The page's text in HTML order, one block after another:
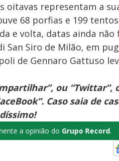
oitavas representam a
68 porfias e 199
e volta, datas ainda não
San Siro de Milão, em
de Gennaro Gattuso
ou “Twittar”,
Caso saia de
a opinião do Grupo Record.